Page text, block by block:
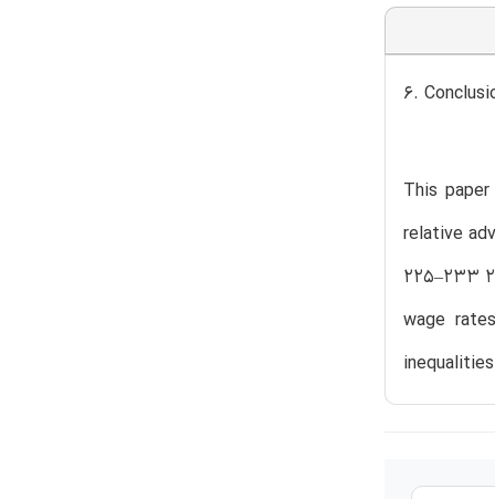
6.
This
relative
225–233
wage